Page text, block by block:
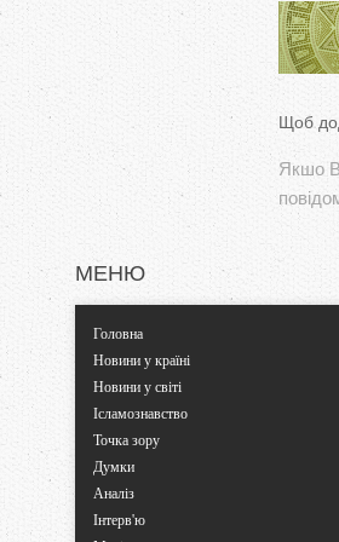
Щоб
Якшо
МЕНЮ
Головна
Новини у країні
Новини у світі
Ісламознавство
Точка зору
Думки
Аналіз
Інтерв'ю